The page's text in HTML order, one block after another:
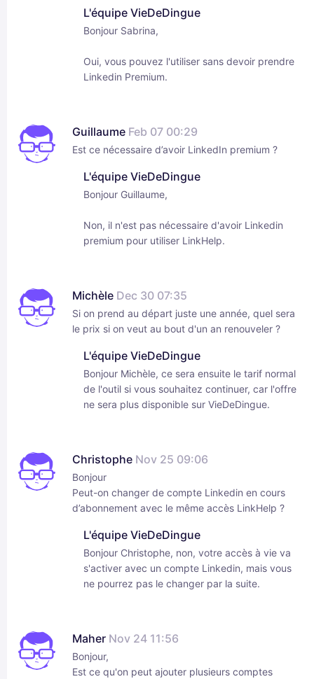
L'équipe VieDeDingue
Bonjour Sabrina,
Oui, vous pouvez l'utiliser sans devoir prendre
Linkedin Premium.
Guillaume Feb 07 00:29
Est ce nécessaire d’avoir LinkedIn premium ?
L'équipe VieDeDingue
Bonjour Guillaume,
Non, il n'est pas nécessaire d'avoir Linkedin
premium pour utiliser LinkHelp.
Michèle Dec 30 07:35
Si on prend au départ juste une année, quel sera
le prix si on veut au bout d'un an renouveler ?
L'équipe VieDeDingue
Bonjour Michèle, ce sera ensuite le tarif normal
de l'outil si vous souhaitez continuer, car l'offre
ne sera plus disponible sur VieDeDingue.
Christophe Nov 25 09:06
Bonjour
Peut-on changer de compte Linkedin en cours
d’abonnement avec le même accès LinkHelp ?
L'équipe VieDeDingue
Bonjour Christophe, non, votre accès à vie va
s'activer avec un compte Linkedin, mais vous
ne pourrez pas le changer par la suite.
Maher Nov 24 11:56
Bonjour,
Est ce qu'on peut ajouter plusieurs comptes